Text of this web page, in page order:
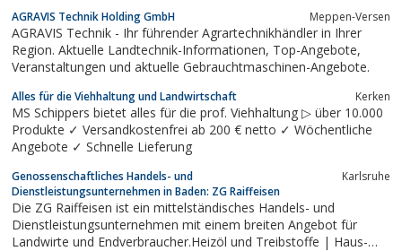
AGRAVIS Technik Holding GmbH Meppen-Versen
AGRAVIS Technik - Ihr führender Agrartechnikhändler in Ihrer
Region. Aktuelle Landtechnik-Informationen, Top-Angebote,
Veranstaltungen und aktuelle Gebrauchtmaschinen-Angebote.
Alles für die Viehhaltung und Landwirtschaft Kerken
MS Schippers bietet alles für die prof. Viehhaltung ▷ über 10.000
Produkte ✓ Versandkostenfrei ab 200 € netto ✓ Wöchentliche
Angebote ✓ Schnelle Lieferung
Genossenschaftliches Handels- und
Dienstleistungsunternehmen in Baden: ZG Raiffeisen
Karlsruhe
Die ZG Raiffeisen ist ein mittelständisches Handels- und
Dienstleistungsunternehmen mit einem breiten Angebot für
Landwirte und Endverbraucher.Heizöl und Treibstoffe | Haus-